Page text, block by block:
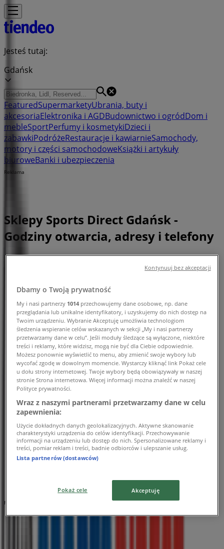
Jesteś tutaj:
Gdańsk
FeaturedSupermarketyUbrania, buty i
akcesoriaElektronika i AGDBudownictwo i ogródDom i
mebleSportPerfumy i kosmetykiDzieci i
zabawkiPodróżeRestauracje i kawiarnieSamochody,
motory i części samochodoweKsiążki i artykuły
biuroweBanki i ubezpieczenia
Reklama
Sklepy Sports Direct Gdańsk -
Godziny otwarcia, adresy i telefony
Sklepy Sports Direct w Gdańsk
Sports Direct
Ul.Kilinskiego 1 - 5, Gdańsk
4.3 km
Sports Direct
Ul.Zlota Karczma 26, Gdańsk
8.5 km
Reklama
Dbamy o Twoją prywatność
My i nasi partnerzy 1014 przechowujemy dane osobowe, np. dane
przeglądania lub unikalne identyfikatory, i uzyskujemy do nich dostęp na
Twoim urządzeniu. Wybranie Akceptuję umożliwia technologiom
śledzenia wspieranie celów wskazanych w sekcji „My i nasi partnerzy
przetwarzamy dane w celu”. Jeśli moduły śledzące są wyłączone, niektóre
treści i reklamy, które widzisz, mogą nie być dla Ciebie odpowiednie.
Możesz ponownie wyświetlić to menu, aby zmienić swoje wybory lub
wycofać zgodę w dowolnym momencie. Wystarczy kliknąć link Pokaż cele
u dołu strony internetowej. Twoje wybory będą obowiązywały w naszej
stronie Strona internetowa. Więcej informacji można znaleźć w naszej
Polityce prywatności.
Wraz z naszymi partnerami przetwarzamy dane w celu
zapewnienia:
Użycie dokładnych danych geolokalizacyjnych. Aktywne skanowanie
charakterystyki urządzenia do celów identyfikacji. Przechowywanie
informacji na urządzeniu lub dostęp do nich. Spersonalizowane reklamy i
treści, pomiar reklam i treści, badnie odbiorców i ulepszanie usług.
Lista partnerów (dostawców)
Pokaż cele Akceptuję
Kontynuuj bez akceptacji